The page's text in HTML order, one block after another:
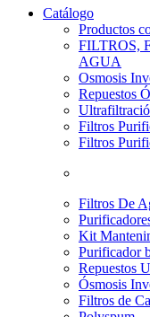
Catálogo
Productos
FILTROS,
AGUA
Osmosis
Repuestos
Filtros
Filtros
Filtros De
Kit
Purificador
Repuestos
Ósmosis
Filtros de